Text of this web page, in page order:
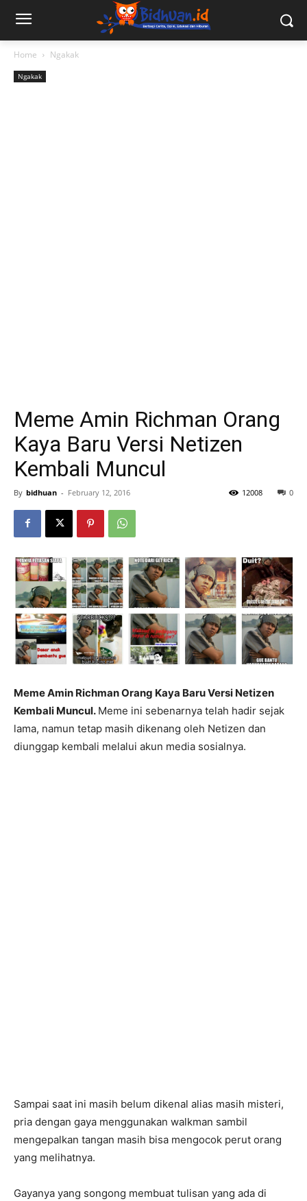
Home Ngakak
Ngakak
Meme Amin Richman Orang
Kaya Baru Versi Netizen
Kembali Muncul
By bidhuan - February 12, 2016 0
12008
Meme Amin Richman Orang Kaya Baru Versi Netizen
Kembali Muncul. Meme ini sebenarnya telah hadir sejak
lama, namun tetap masih dikenang oleh Netizen dan
diunggap kembali melalui akun media sosialnya.
Sampai saat ini masih belum dikenal alias masih misteri,
pria dengan gaya menggunakan walkman sambil
mengepalkan tangan masih bisa mengocok perut orang
yang melihatnya.
Gayanya yang songong membuat tulisan yang ada di